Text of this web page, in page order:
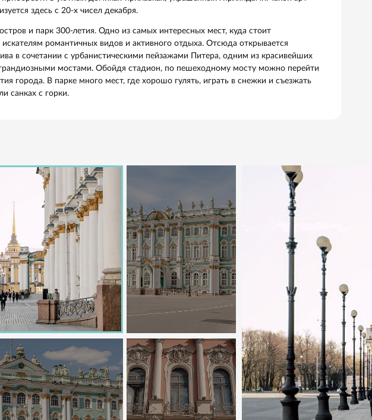
забежать погреться за чашкой горячего шоколада.
площадь. Главная площадь Петербурга поражает роскошью дворцовых
увидите визитные карточки города — Зимний дворец, Александровскую
арку. Вечером все объекты и площадь горят миллионом огней
сад. Отлично провести время на морозном воздухе можно в
примыкает к Спасу на Крови. Зимой тут тихо и умиротворенно —
остров. Еще одно прекрасное место для прогулок в погожий зимний
ВО открывается панорамный вид на Дворцовую набережную и Петропавловку.
также есть что посмотреть: Кунсткамера, Ростральные колонны,
знаменитые питерские проходные дворы, памятник конке.
остров. Зимой в Центральном парке культуры и отдыха им. Кирова (ЦПКиО) на
острове хорошо гулять по тропинкам, пить чай и кормить орешками белок.
приобрести в уютных домиках-прилавках, украшенных гирляндами. Такой
здесь с 20-х чисел декабря.
остров и парк 300-летия. Одно из самых интересных мест, куда стоит
искателям романтичных видов и активного отдыха. Отсюда открывается
залива в сочетании с урбанистическими пейзажами Питера, одним из
и грандиозными мостами. Обойдя стадион, по пешеходному мосту можно
летия города. В парке много мест, где хорошо гулять, играть в снежки и
или санках с горки.